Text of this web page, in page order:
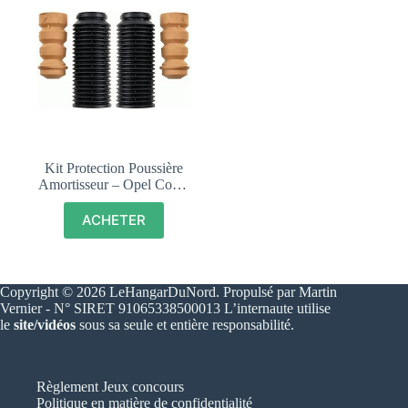
Kit Protection Poussière
Amortisseur – Opel Corsa
D (S07) – SACHS 900
019
ACHETER
Copyright © 2026 LeHangarDuNord. Propulsé par Martin
Vernier - N° SIRET 91065338500013 L’internaute utilise
le site/vidéos sous sa seule et entière responsabilité.
Règlement Jeux concours
Politique en matière de confidentialité